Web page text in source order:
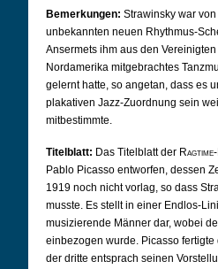
Bemerkungen: Strawinsky war
unbekannten neuen Rhythmus-
Ansermets ihm aus den
Nordamerika mitgebrachtes
gelernt hatte, so angetan, dass es
plakativen Jazz-Zuordnung sein
mitbestimmte.
Titelblatt: Das Titelblatt der Ragtime
Pablo Picasso entworfen, dessen
1919 noch nicht vorlag, so dass
musste. Es stellt in einer Endlos-
musizierende Männer dar, wobei
einbezogen wurde. Picasso fertigte
der dritte entsprach seinen